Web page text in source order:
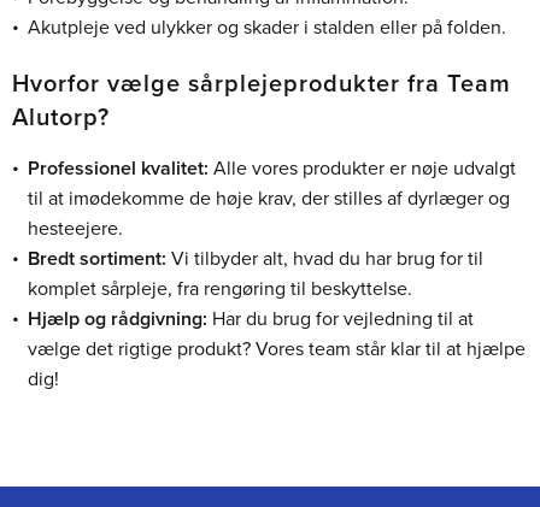
Akutpleje ved ulykker og skader i stalden eller på folden.
Hvorfor vælge sårplejeprodukter fra Team
Alutorp?
Professionel kvalitet: Alle vores produkter er nøje udvalgt
til at imødekomme de høje krav, der stilles af dyrlæger og
hesteejere.
Bredt sortiment: Vi tilbyder alt, hvad du har brug for til
komplet sårpleje, fra rengøring til beskyttelse.
Hjælp og rådgivning: Har du brug for vejledning til at
vælge det rigtige produkt? Vores team står klar til at hjælpe
dig!